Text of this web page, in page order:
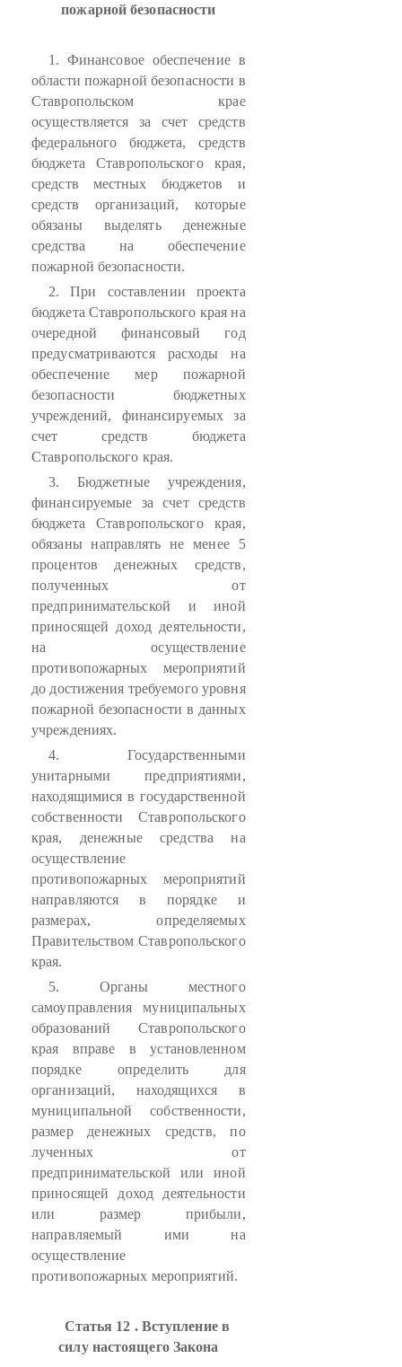
пожарной безопасности
1. Финансовое обеспечение в
области пожарной безопасности в
Ставропольском крае
осуществляется за счет средств
федерального бюджета, средств
бюджета Ставропольского края,
средств местных бюджетов и
средств организаций, которые
обязаны выделять денежные
средства на обеспечение
пожарной безопасности.
2. При составлении проекта
бюджета Ставропольского края на
очередной финансовый год
предусматриваются расходы на
обеспечение мер пожарной
безопасности бюджетных
учреждений, финансируемых за
счет средств бюджета
Ставропольского края.
3. Бюджетные учреждения,
финансируемые за счет средств
бюджета Ставропольского края,
обязаны направлять не менее 5
процентов денежных средств,
полученных от
предпринимательской и иной
приносящей доход деятельности,
на осуществление
противопожарных мероприятий
до достижения требуемого уровня
пожарной безопасности в данных
учреждениях.
4. Государственными
унитарными предприятиями,
находящимися в государственной
собственности Ставропольского
края, денежные средства на
осуществление
противопожарных мероприятий
направляются в порядке и
размерах, определяемых
Правительством Ставропольского
края.
5. Органы местного
самоуправления муниципальных
образований Ставропольского
края вправе в установленном
порядке определить для
организаций, находящихся в
муниципальной собственности,
размер денежных средств, по
лученных от
предпринимательской или иной
приносящей доход деятельности
или размер прибыли,
направляемый ими на
осуществление
противопожарных мероприятий.
Статья 12 . Вступление в
силу настоящего Закона